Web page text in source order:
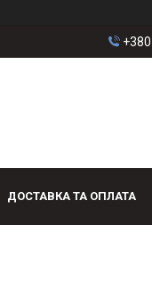
ДОСТАВКА ТА ОПЛАТА